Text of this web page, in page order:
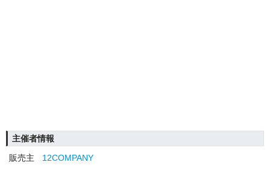
主催者情報
販売主
12COMPANY